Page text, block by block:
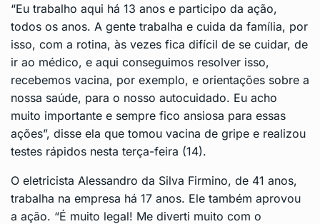
“Eu trabalho aqui há 13 anos e participo da ação,
todos os anos. A gente trabalha e cuida da família, por
isso, com a rotina, às vezes fica difícil de se cuidar, de
ir ao médico, e aqui conseguimos resolver isso,
recebemos vacina, por exemplo, e orientações sobre a
nossa saúde, para o nosso autocuidado. Eu acho
muito importante e sempre fico ansiosa para essas
ações”, disse ela que tomou vacina de gripe e realizou
testes rápidos nesta terça-feira (14).
O eletricista Alessandro da Silva Firmino, de 41 anos,
trabalha na empresa há 17 anos. Ele também aprovou
a ação. “É muito legal! Me diverti muito com o